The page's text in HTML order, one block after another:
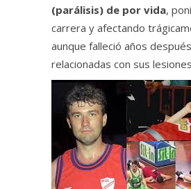
(parálisis) de por vida,
carrera y afectando
aunque falleció años
relacionadas con sus